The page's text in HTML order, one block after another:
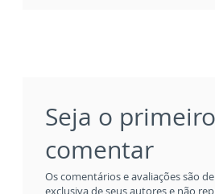
Seja o
comentar
Os comentários e avaliações são
exclusiva de seus autores e não